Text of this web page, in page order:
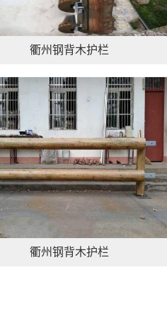
衢州钢背木护栏
衢州钢背木护栏